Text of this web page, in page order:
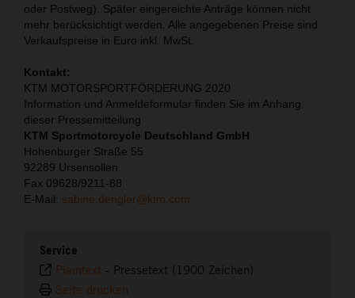
oder Postweg). Später eingereichte Anträge können nicht
mehr berücksichtigt werden. Alle angegebenen Preise sind
Verkaufspreise in Euro inkl. MwSt.
Kontakt:
KTM MOTORSPORTFÖRDERUNG 2020
Information und Anmeldeformular finden Sie im Anhang
dieser Pressemitteilung
KTM Sportmotorcycle Deutschland GmbH
Hohenburger Straße 55
92289 Ursensollen
Fax 09628/9211-88
E-Mail: sabine.dengler@ktm.com
Service
Plaintext - Pressetext (1900 Zeichen)
Seite drucken